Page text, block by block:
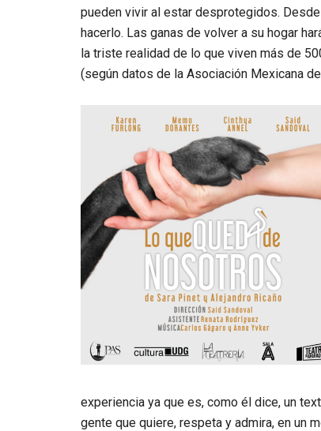
pueden vivir al estar desprotegidos.
hacerlo. Las ganas de volver a su hogar
la triste realidad de lo que viven más de
(según datos de la Asociación Mexicana
experiencia ya que es, como él dice, un
gente que quiere, respeta y admira, en un